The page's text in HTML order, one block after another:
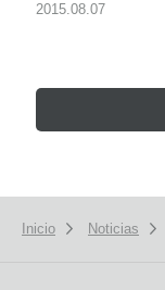
2015.08.07
Inicio Noticias